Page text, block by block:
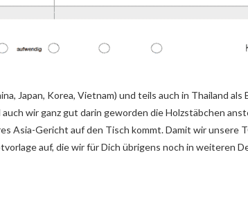
Japan, Korea, Vietnam) und teils auch in Thailand
wir ganz gut darin geworden die Holzstäbchen
Asia-Gericht auf den Tisch kommt. Damit wir unsere
auf, die wir für Dich übrigens noch in weiteren